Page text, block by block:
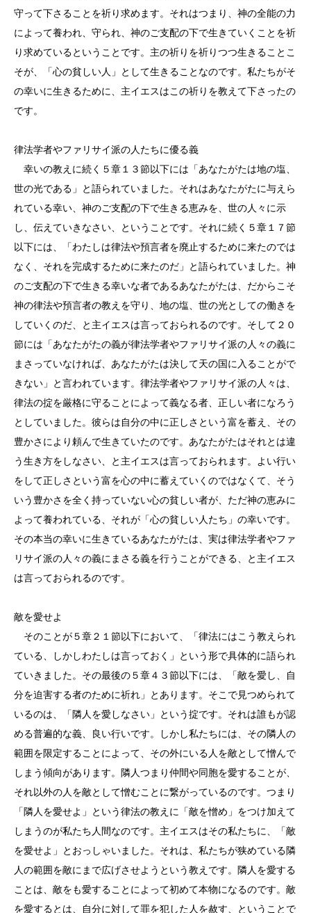
守って下さることを祈り求めます。それはつまり、神の全能の力
によって養われ、守られ、神のご支配の下で生きていくことを祈
り求めているということです。主の祈りを祈りつつ生きることこ
そが、「心の貧しい人」として生きることなのです。私たちがそ
の幸いに生きるために、主イエスはこの祈りを教えて下さったの
です。
律法学者やファリサイ派の人たちに優る義
幸いの教えに続く５章１３節以下には「あなたがたは地の塩、
世の光である」と語られていました。それはあなたがたに与えら
れている幸い、神のご支配の下で生きる恵みを、世の人々に示
し、伝えていきなさい、ということです。それに続く５章１７節
以下には、「わたしは律法や預言者を廃止するために来たのでは
なく、それを完成するために来たのだ」と語られていました。神
のご支配の下で生きる幸いな者であるあなたがたは、だからこそ
神の律法や預言者の教えを守り、地の塩、世の光としての働きを
していくのだ、と主イエスは言っておられるのです。そして２０
節には「あなたがたの義が律法学者やファリサイ派の人々の義に
まさっていなければ、あなたがたは決して天の国に入ることがで
きない」と言われています。律法学者やファリサイ派の人々は、
律法の掟を厳格に守ることによって義なる者、正しい者になろう
としていました。彼らは自分の中に正しさという富を蓄え、その
豊かさにより頼んで生きていたのです。あなたがたはそれとは違
う生き方をしなさい、と主イエスは言っておられます。よい行い
をして正しさという富を心の中に蓄えていくのではなくて、そう
いう豊かさを全く持っていない心の貧しい者が、ただ神の恵みに
よって養われている、それが「心の貧しい人たち」の幸いです。
その本当の幸いに生きているあなたがたは、実は律法学者やファ
リサイ派の人々の義にまさる義を行うことができる、と主イエス
は言っておられるのです。
敵を愛せよ
そのことが５章２１節以下において、「律法にはこう教えられ
ている、しかしわたしは言っておく」という形で具体的に語られ
ていきました。その最後の５章４３節以下には、「敵を愛し、自
分を迫害する者のために祈れ」とあります。そこで見つめられて
いるのは、「隣人を愛しなさい」という掟です。それは誰もが認
める普遍的な義、良い行いです。しかし私たちには、その隣人の
範囲を限定することによって、その外にいる人を敵として憎んで
しまう傾向があります。隣人つまり仲間や同胞を愛することが、
それ以外の人を敵として憎むことに繋がっているのです。つまり
「隣人を愛せよ」という律法の教えに「敵を憎め」をつけ加えて
しまうのが私たち人間なのです。主イエスはその私たちに、「敵
を愛せよ」とおっしゃいました。それは、私たちが狭めている隣
人の範囲を敵にまで広げさせようという教えです。隣人を愛する
ことは、敵をも愛することによって初めて本物になるのです。敵
を愛するとは、自分に対して罪を犯した人を赦す、ということで